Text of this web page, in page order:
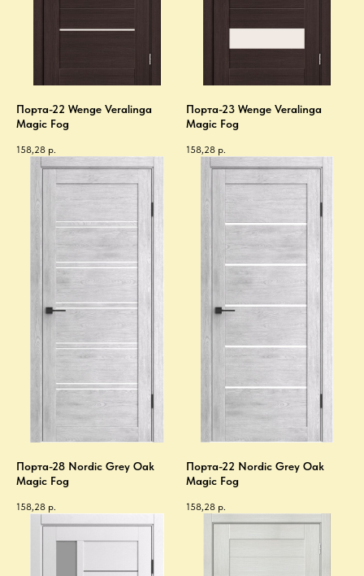
Порта-22 Wenge Veralinga
Magic Fog
158,28 р.
Порта-23 Wenge Veralinga
Magic Fog
158,28 р.
Порта-28 Nordic Grey Oak
Magic Fog
158,28 р.
Порта-22 Nordic Grey Oak
Magic Fog
158,28 р.